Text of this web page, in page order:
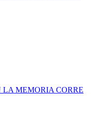
MEMORIA CORRE